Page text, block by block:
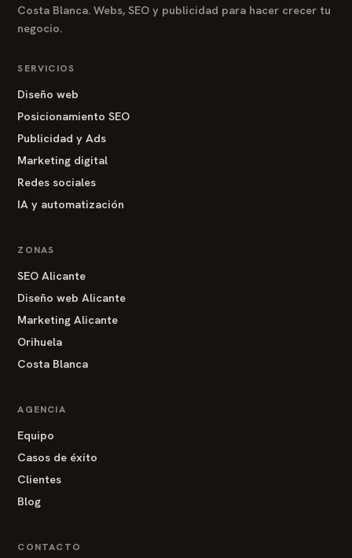
Costa Blanca. Webs, SEO y publicidad para hacer crecer tu
negocio.
SERVICIOS
Diseño web
Posicionamiento SEO
Publicidad y Ads
Marketing digital
Redes sociales
IA y automatización
ZONAS
SEO Alicante
Diseño web Alicante
Marketing Alicante
Orihuela
Costa Blanca
AGENCIA
Equipo
Casos de éxito
Clientes
Blog
CONTACTO